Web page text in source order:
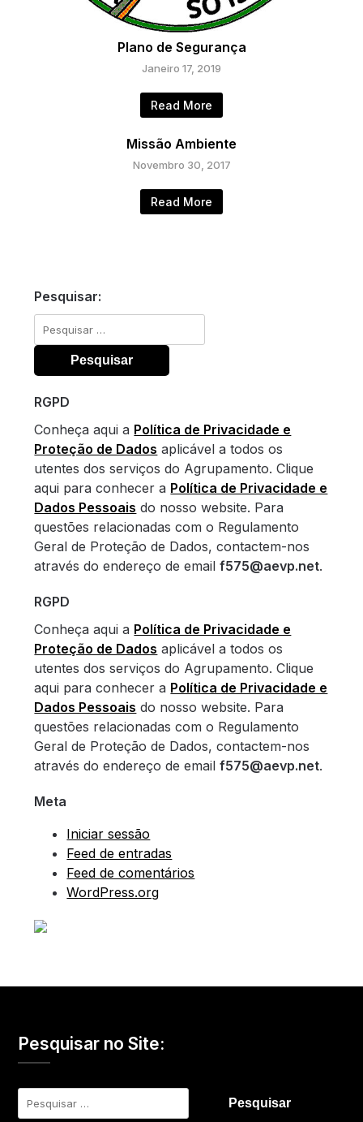
Plano de Segurança
Janeiro 17, 2019
Read More
Missão Ambiente
Novembro 30, 2017
Read More
Pesquisar:
Pesquisar
por:
RGPD
Conheça aqui a Política de Privacidade e
Proteção de Dados aplicável a todos os
utentes dos serviços do Agrupamento. Clique
aqui para conhecer a Política de Privacidade e
Dados Pessoais do nosso website. Para
questões relacionadas com o Regulamento
Geral de Proteção de Dados, contactem-nos
através do endereço de emailf575@aevp.net.
RGPD
Conheça aqui a Política de Privacidade e
Proteção de Dados aplicável a todos os
utentes dos serviços do Agrupamento. Clique
aqui para conhecer a Política de Privacidade e
Dados Pessoais do nosso website. Para
questões relacionadas com o Regulamento
Geral de Proteção de Dados, contactem-nos
através do endereço de emailf575@aevp.net.
Meta
Iniciar sessão
Feed de entradas
Feed de comentários
WordPress.org
Pesquisar no Site:
Pesquisar
por: